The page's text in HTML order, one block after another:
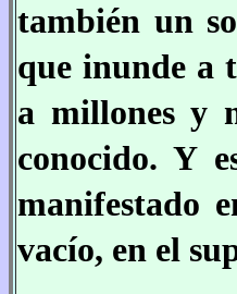
también un
que inunde a
a millones y
conocido. Y
manifestado
vacío, en el